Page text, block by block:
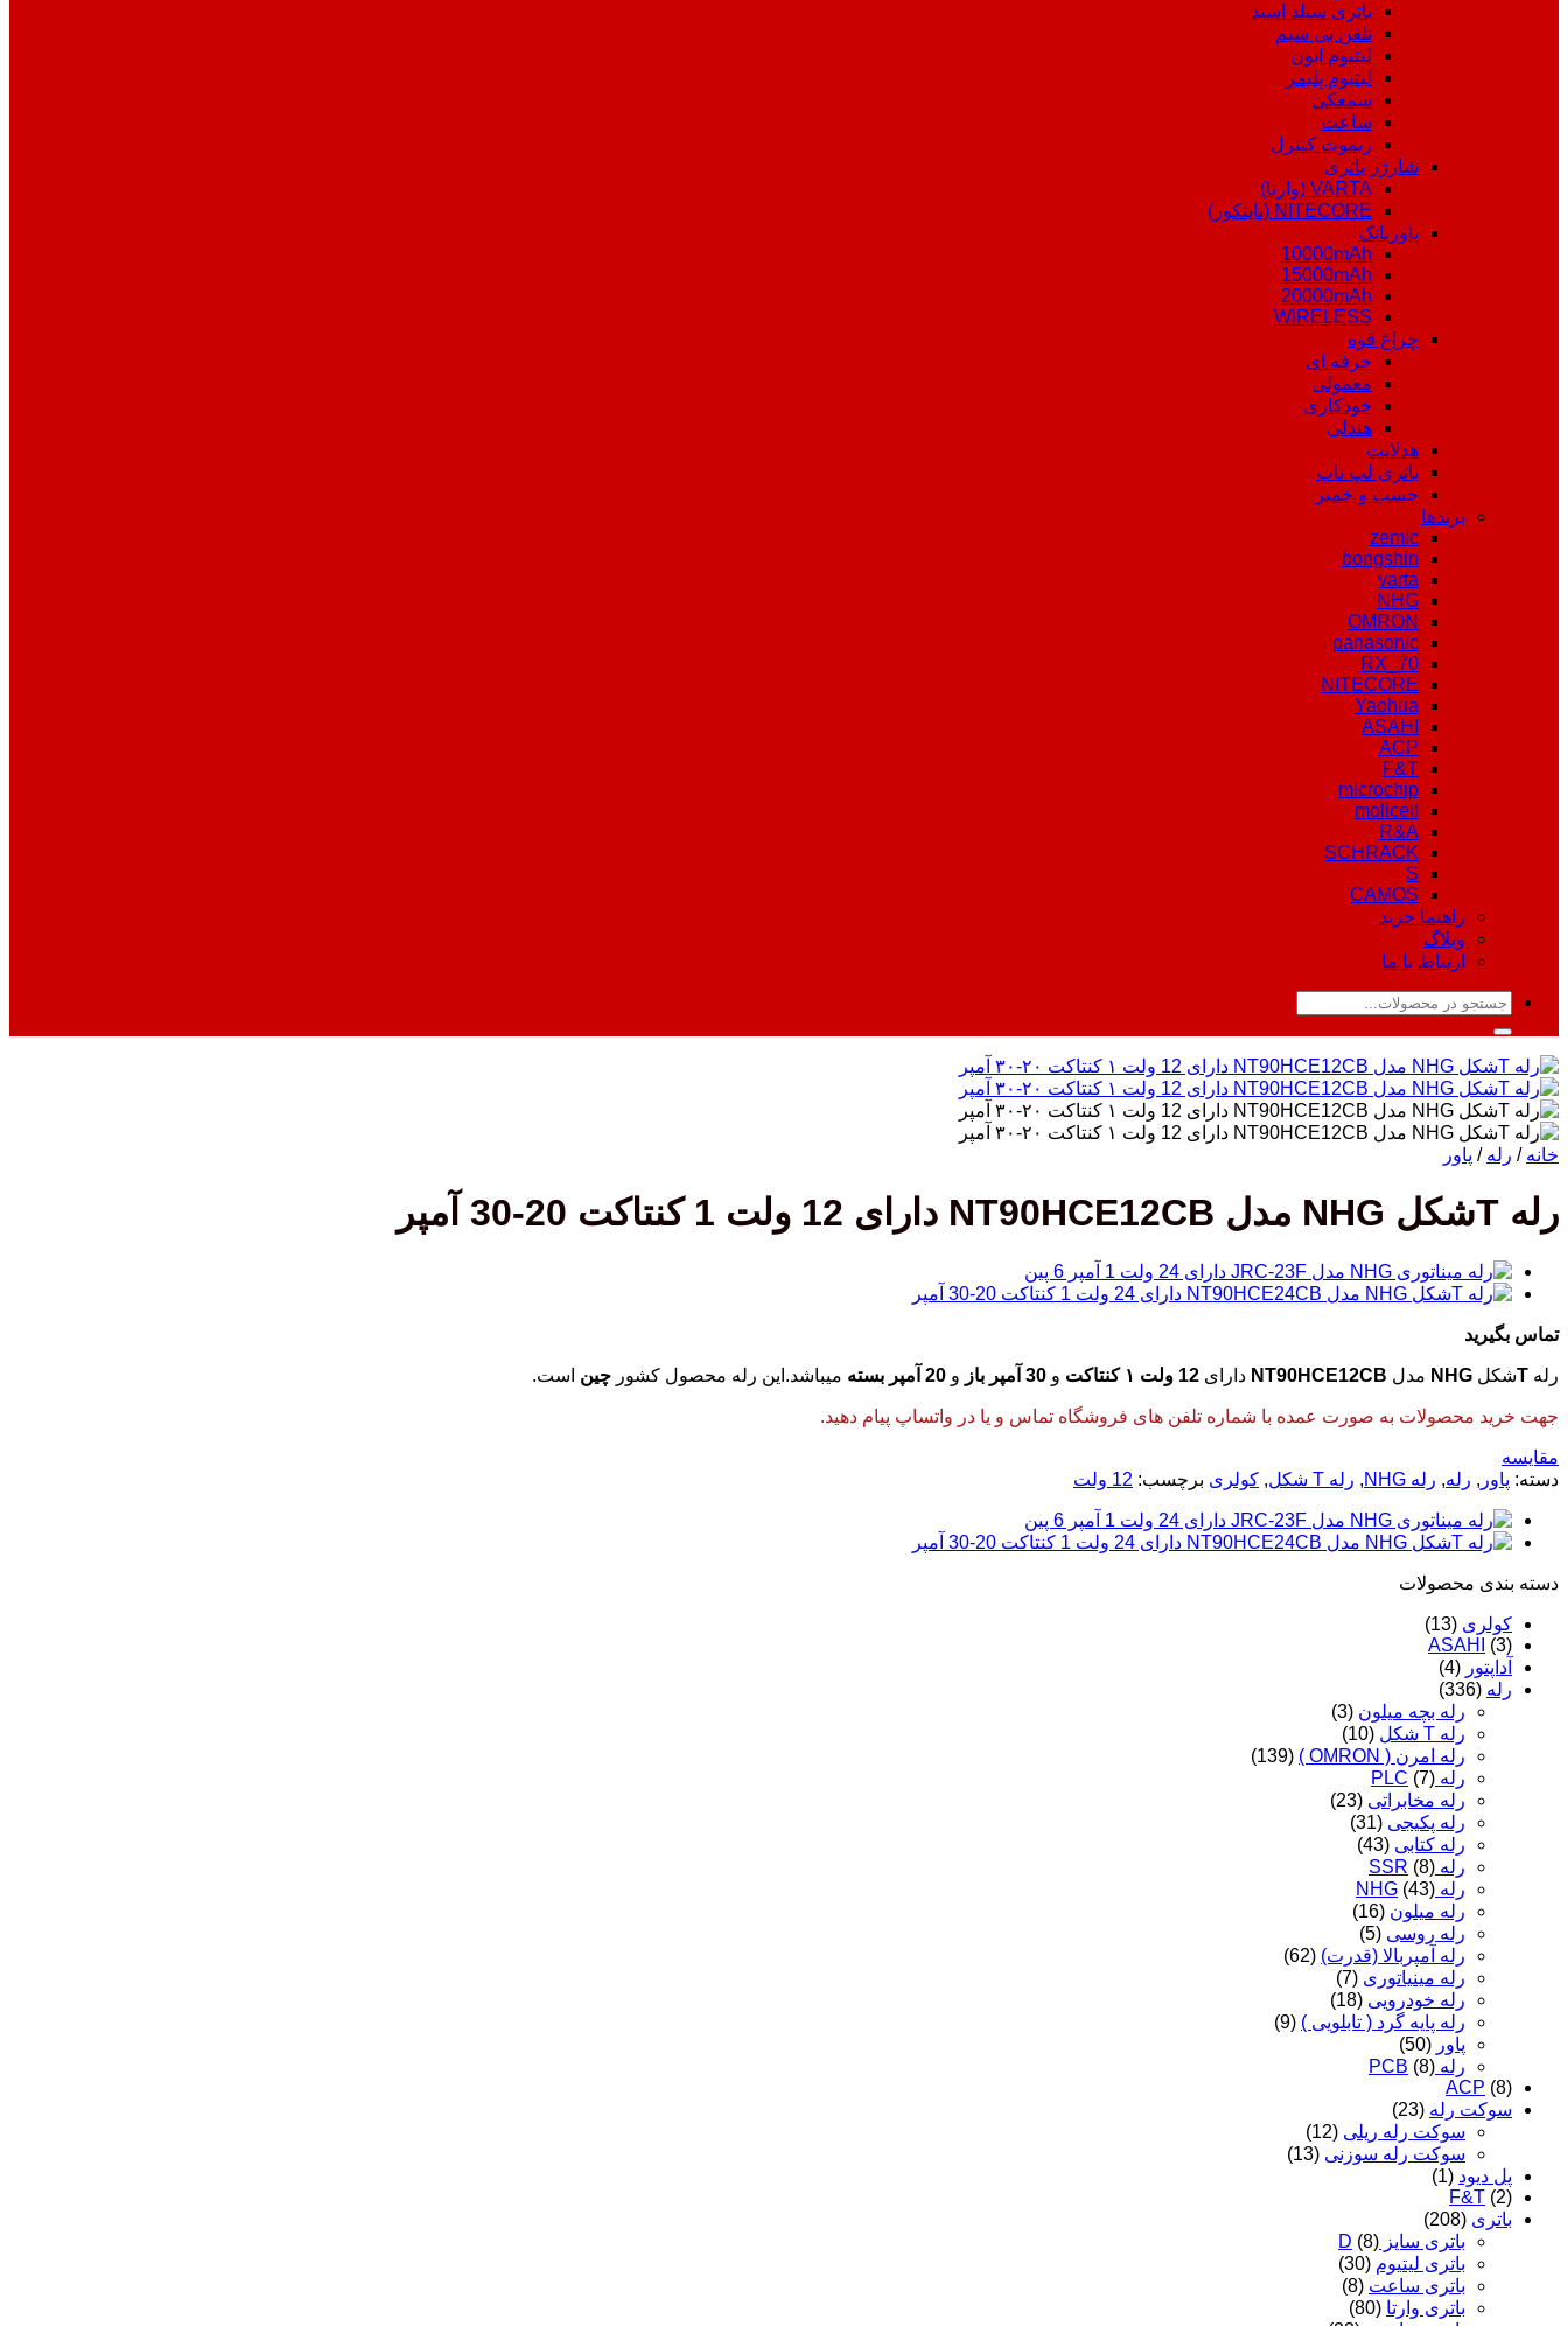
باتری سیلد اسید
تلفن بی سیم
لیتیوم ایون
لیتیوم پلیمر
سمعکی
ساعت
ریموت کنترل
شارژر باتری
VARTA (وارتا)
NITECORE (نایتکور)
پاوربانک
10000mAh
15000mAh
20000mAh
WIRELESS
چراغ قوه
حرفه ای
معمولی
خودکاری
هندلی
هدلایت
باتری لپ تاپ
چسب و خمیر
برندها
zemic
bongshin
varta
NHG
OMRON
panasonic
RX_70
NITECORE
Yaohua
ASAHI
ACP
F&T
microchip
molicell
R&A
SCHRACK
S
CAMOS
راهنما خرید
وبلاگ
ارتباط با ما
جستجو
خانه / رله / پاور
رله Tشکل NHG مدل NT90HCE12CB دارای 12 ولت 1 کنتاکت 20-30 آمپر
تماس بگیرید
رله Tشکل NHG مدل NT90HCE12CB دارای 12 ولت ۱ کنتاکت و 30 آمپر باز و 20 آمپر بسته میباشد.این رله محصول کشور چین است.
جهت خرید محصولات به صورت عمده با شماره تلفن های فروشگاه تماس و یا در واتساپ پیام دهید.
مقایسه
دسته: پاور , رله, رله NHG , رله T شکل , کولری برچسب: 12 ولت
دسته‌ بندی محصولات
کولری (13)
ASAHI
(3)
آداپتور (4)
رله (336)
رله بچه میلون (3)
رله T شکل
(10)
رله امرن ( OMRON )
(139)
رله PLC (7)
رله مخابراتی (23)
رله پکیجی (31)
رله کتابی (43)
رله SSR (8)
رله NHG (43)
رله میلون (16)
رله روسی (5)
رله آمپربالا (قدرت) (62)
رله مینیاتوری (7)
رله خودرویی (18)
رله پایه گرد ( تابلویی ) (9)
پاور (50)
رله PCB (8)
ACP (8)
سوکت رله (23)
سوکت رله ریلی (12)
سوکت رله سوزنی (13)
پل دیود (1)
F&T (2)
باتری (208)
باتری سایز D (8)
باتری لیتیوم (30)
باتری ساعت (8)
باتری وارتا (80)